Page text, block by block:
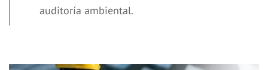
auditoría ambiental.